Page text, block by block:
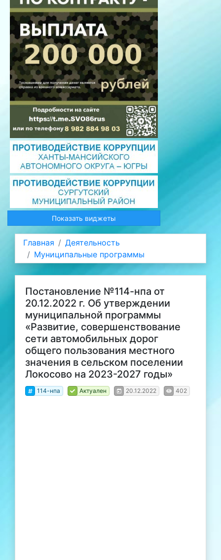
Показать виджеты
Главная
Деятельность
Муниципальные программы
Постановление №114-нпа от
20.12.2022 г. Об утверждении
муниципальной программы
«Развитие, совершенствование
сети автомобильных дорог
общего пользования местного
значения в сельском поселении
Локосово на 2023-2027 годы»
114-нпа Актуален 20.12.2022 402